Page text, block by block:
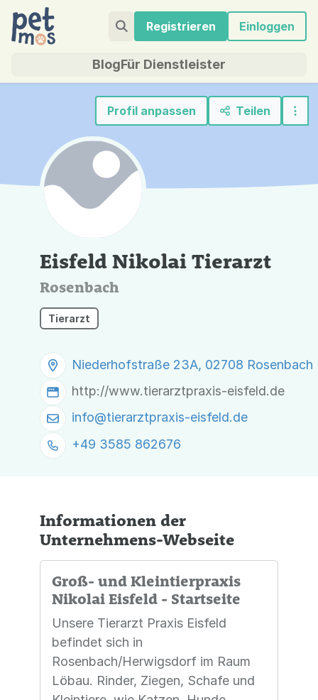
Registrieren Einloggen
BlogFür Dienstleister
Profil anpassen Teilen
Eisfeld Nikolai Tierarzt
Rosenbach
Tierarzt
Niederhofstraße 23A, 02708 Rosenbach
http://www.tierarztpraxis-eisfeld.de
info@tierarztpraxis-eisfeld.de
+49 3585 862676
Informationen der
Unternehmens-Webseite
Groß- und Kleintierpraxis
Nikolai Eisfeld - Startseite
Unsere Tierarzt Praxis Eisfeld
befindet sich in
Rosenbach/Herwigsdorf im Raum
Löbau. Rinder, Ziegen, Schafe und